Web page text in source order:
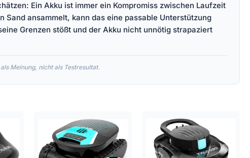
Ein Akku ist immer ein Kompromiss zwischen Laufzeit
ansammelt, kann das eine passable Unterstützung
Grenzen stößt und der Akku nicht unnötig strapaziert
Meinung, nicht als Testresultat.